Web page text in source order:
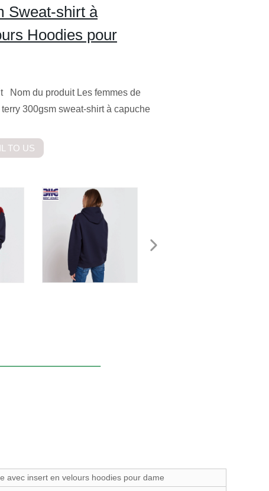
Sweat-shirt à
Hoodies pour
Nom du produit Les femmes de
300gsm sweat-shirt à capuche
TO US
avec insert en velours hoodies pour dame